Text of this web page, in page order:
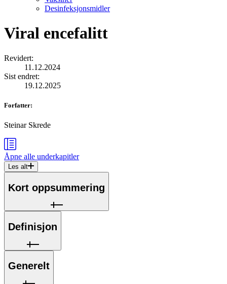
Desinfeksjonsmidler
Viral encefalitt
Revidert:
11.12.2024
Sist endret:
19.12.2025
Forfatter:
Steinar Skrede
Åpne alle underkapitler
Les alt
Kort oppsummering
Definisjon
Generelt